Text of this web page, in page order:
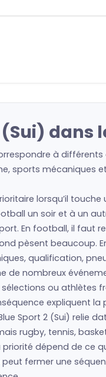
(Sui)
à
sports mécaniques
lorsqu’il
un soir et à un
En football, il
pèsent beaucoup.
qualification,
de nombreux
ou athlètes
expliquent la
Sport 2 (Sui) relie
rugby, tennis,
priorité dépend de ce
fermer une